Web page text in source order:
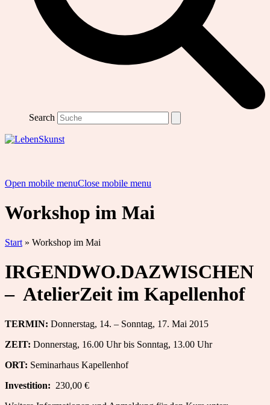
Search
Open mobile menuClose mobile menu
Workshop im Mai
Start » Workshop im Mai
IRGENDWO.DAZWISCHEN
– AtelierZeit im Kapellenhof
TERMIN: Donnerstag, 14. – Sonntag, 17. Mai 2015
ZEIT: Donnerstag, 16.00 Uhr bis Sonntag, 13.00 Uhr
ORT: Seminarhaus Kapellenhof
Investition: 230,00 €